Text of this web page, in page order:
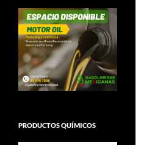
PRODUCTOS QUÍMICOS